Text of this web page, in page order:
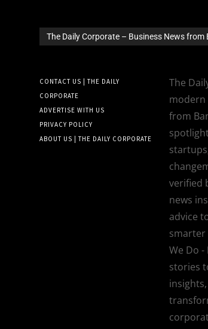
The Daily Corporate – Business News
CONTACT US | THE DAILY
CORPORATE
ADVERTISE WITH US
PRIVACY POLICY
ABOUT US | THE DAILY CORPORATE
The
modern
from
verified
news
advice
smarter
We Do
stories